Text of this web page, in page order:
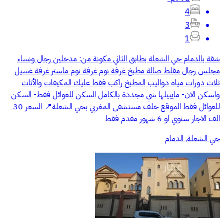
4
3
1
شقة بالدمام حي الشعلة بطابق الثاني مكونة من: مدخلين رجال ونساء
مجلس رجال مقلط صالة مطبخ غرفة نوم غرفة نوم ماستر غرفة غسيل
ثلاث دورات مياه دواليب المطبخ راكب فقط عليك المكيفات والأثاث
واسكن الان- مايبيلها شي مجددة بالكامل السكن للعوائل فقط- السكن
للعوائل فقط الموقع خلف مستشفى المغربي بحي الشعلة📍 السعر 30
الف الاجار سنوي او 6 شهور مقدم فقط
حي الشعلة, الدمام